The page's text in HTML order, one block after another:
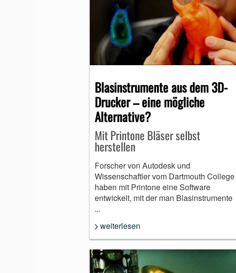
Blasinstrumente aus dem 3D-
Drucker – eine mögliche
Alternative?
Mit Printone Bläser selbst
herstellen
Forscher von Autodesk und
Wissenschaftler vom Dartmouth College
haben mit Printone eine Software
entwickelt, mit der man Blasinstrumente
...
weiterlesen